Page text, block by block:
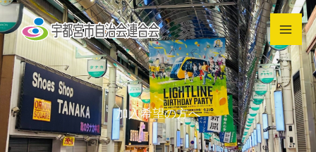
内
容
を
ス
キ
ッ
プ
加入希望の方へ